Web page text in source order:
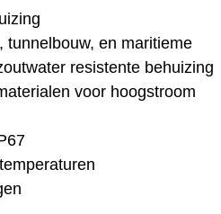
tunnelbouw, en maritieme
resistente behuizing
voor hoogstroom